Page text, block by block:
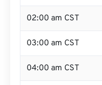
02:00 am CST
03:00 am CST
04:00 am CST